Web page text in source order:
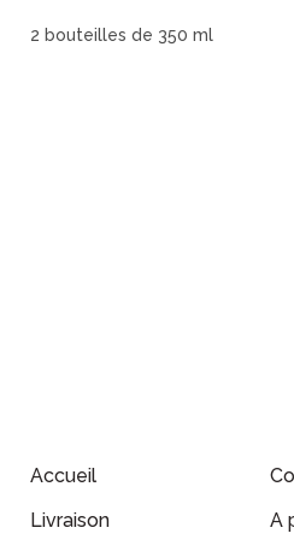
2 bouteilles de 350 ml
Accueil
Livraison
A